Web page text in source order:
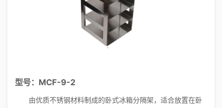
型号：MCF-9-2
由优质不锈钢材料制成的卧式冰箱分隔架，适合放置在卧